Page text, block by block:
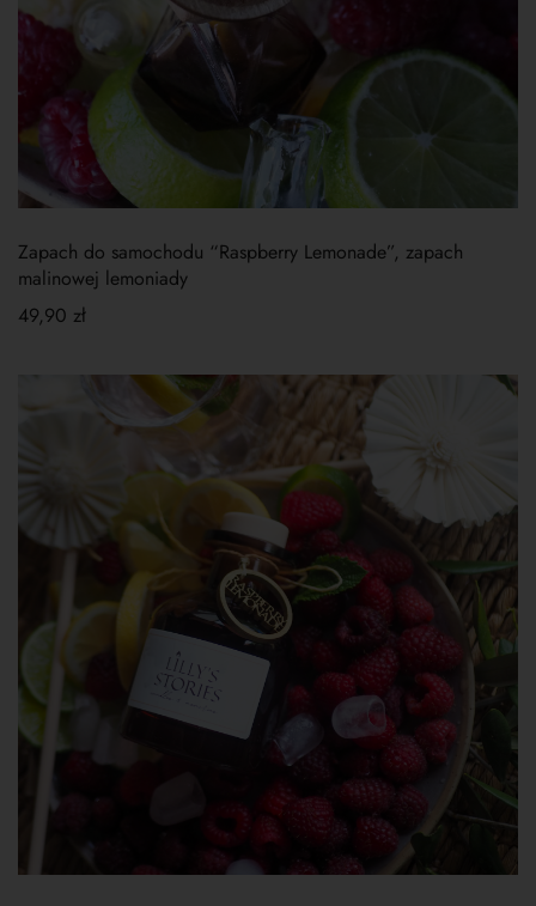
Zapach do samochodu “Raspberry Lemonade”, zapach
malinowej lemoniady
49,90 zł